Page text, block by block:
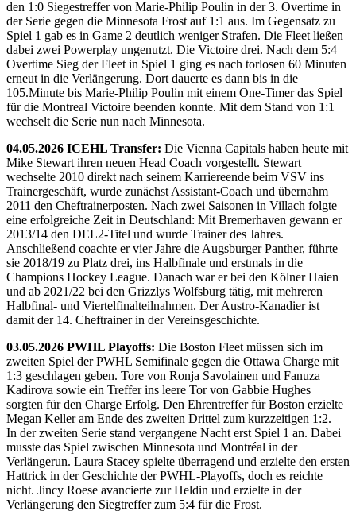
den 1:0 Siegestreffer von Marie-Philip Poulin in der 3. Overtime in
der Serie gegen die Minnesota Frost auf 1:1 aus. Im Gegensatz zu
Spiel 1 gab es in Game 2 deutlich weniger Strafen. Die Fleet ließen
dabei zwei Powerplay ungenutzt. Die Victoire drei. Nach dem 5:4
Overtime Sieg der Fleet in Spiel 1 ging es nach torlosen 60 Minuten
erneut in die Verlängerung. Dort dauerte es dann bis in die
105.Minute bis Marie-Philip Poulin mit einem One-Timer das Spiel
für die Montreal Victoire beenden konnte. Mit dem Stand von 1:1
wechselt die Serie nun nach Minnesota.
04.05.2026 ICEHL Transfer: Die Vienna Capitals haben heute mit
Mike Stewart ihren neuen Head Coach vorgestellt. Stewart
wechselte 2010 direkt nach seinem Karriereende beim VSV ins
Trainergeschäft, wurde zunächst Assistant-Coach und übernahm
2011 den Cheftrainerposten. Nach zwei Saisonen in Villach folgte
eine erfolgreiche Zeit in Deutschland: Mit Bremerhaven gewann er
2013/14 den DEL2-Titel und wurde Trainer des Jahres.
Anschließend coachte er vier Jahre die Augsburger Panther, führte
sie 2018/19 zu Platz drei, ins Halbfinale und erstmals in die
Champions Hockey League. Danach war er bei den Kölner Haien
und ab 2021/22 bei den Grizzlys Wolfsburg tätig, mit mehreren
Halbfinal- und Viertelfinalteilnahmen. Der Austro-Kanadier ist
damit der 14. Cheftrainer in der Vereinsgeschichte.
03.05.2026 PWHL Playoffs: Die Boston Fleet müssen sich im
zweiten Spiel der PWHL Semifinale gegen die Ottawa Charge mit
1:3 geschlagen geben. Tore von Ronja Savolainen und Fanuza
Kadirova sowie ein Treffer ins leere Tor von Gabbie Hughes
sorgten für den Charge Erfolg. Den Ehrentreffer für Boston erzielte
Megan Keller am Ende des zweiten Drittel zum kurzzeitigen 1:2.
In der zweiten Serie stand vergangene Nacht erst Spiel 1 an. Dabei
musste das Spiel zwischen Minnesota und Montréal in der
Verlängerun. Laura Stacey spielte überragend und erzielte den ersten
Hattrick in der Geschichte der PWHL-Playoffs, doch es reichte
nicht. Jincy Roese avancierte zur Heldin und erzielte in der
Verlängerung den Siegtreffer zum 5:4 für die Frost.